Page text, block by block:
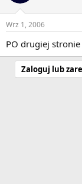
Wrz 1, 2006
PO drugiej
Zaloguj lub